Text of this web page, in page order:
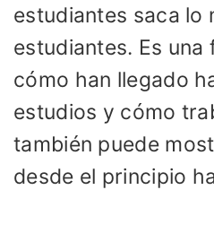
estudiantes saca lo
estudiantes. Es
cómo han llegado
estudios y cómo
también puede
desde el principio